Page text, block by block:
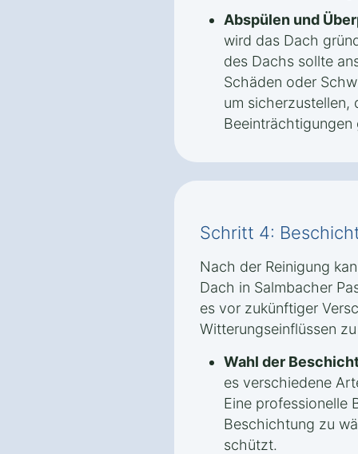
Abspülen und
wird das Dach
des Dachs sollte
Schäden oder
um sicherzustellen,
Beeinträchtigungen
Schritt 4:
Nach der Reinigung
Dach in Salmbacher
es vor zukünftiger
Witterungseinflüssen
Wahl der
es verschiedene
Eine professionelle
Beschichtung zu
schützt.